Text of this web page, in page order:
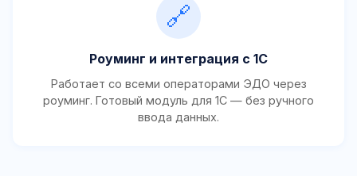
🔗
Роуминг и интеграция с 1С
Работает со всеми операторами ЭДО через
роуминг. Готовый модуль для 1С — без ручного
ввода данных.